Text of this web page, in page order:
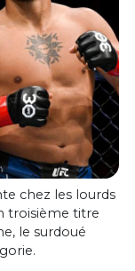
chez les lourds
troisième titre
le surdoué